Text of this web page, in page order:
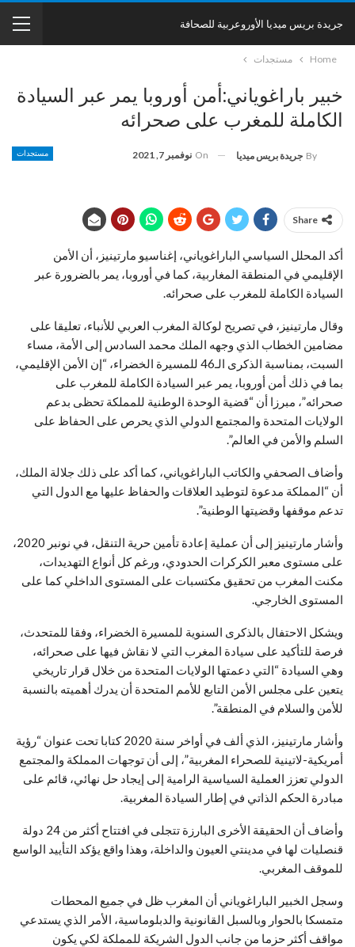
جريدة بريس ميديا الأوروعربية للصحافة
Home مستجدات
خبير باراغوياني:أمن أوروبا يمر عبر السيادة
الكاملة للمغرب على صحرائه
مستجدات By جريدة بريس ميديا On نوفمبر 7, 2021
Share
أكد المحلل السياسي الباراغوياني، إغناسيو مارتينيز، أن الأمن
الإقليمي في المنطقة المغاربية، كما في أوروبا، يمر بالضرورة عبر
السيادة الكاملة للمغرب على صحرائه.
وقال مارتينيز، في تصريح لوكالة المغرب العربي للأنباء، تعليقا على
مضامين الخطاب الذي وجهه الملك محمد السادس إلى الأمة، مساء
السبت، بمناسبة الذكرى الـ46 للمسيرة الخضراء، “إن الأمن الإقليمي،
بما في ذلك أمن أوروبا، يمر عبر السيادة الكاملة للمغرب على
صحرائه”، مبرزا أن “قضية الوحدة الوطنية للمملكة تحظى بدعم
الولايات المتحدة والمجتمع الدولي الذي يحرص على الحفاظ على
السلم والأمن في العالم”.
وأضاف الصحفي والكاتب الباراغوياني، كما أكد على ذلك جلالة الملك،
أن “المملكة مدعوة لتوطيد العلاقات والحفاظ عليها مع الدول التي
تدعم موقفها وقضيتها الوطنية”.
وأشار مارتينيز إلى أن عملية إعادة تأمين حرية التنقل، في نونبر 2020،
على مستوى معبر الكركرات الحدودي، ورغم كل أنواع التهديدات،
مكنت المغرب من تحقيق مكتسبات على المستوى الداخلي كما على
المستوى الخارجي.
ويشكل الاحتفال بالذكرى السنوية للمسيرة الخضراء، وفقا للمتحدث،
فرصة للتأكيد على سيادة المغرب التي لا نقاش فيها على صحرائه،
وهي السيادة “التي دعمتها الولايات المتحدة من خلال قرار تاريخي
يتعين على مجلس الأمن التابع للأمم المتحدة أن يدرك أهميته بالنسبة
للأمن والسلام في المنطقة”.
وأشار مارتينيز، الذي ألف في أواخر سنة 2020 كتابا تحت عنوان “رؤية
أمريكية-لاتينية للصحراء المغربية”، إلى أن توجهات المملكة والمجتمع
الدولي تعزز العملية السياسية الرامية إلى إيجاد حل نهائي، قائم على
مبادرة الحكم الذاتي في إطار السيادة المغربية.
وأضاف أن الحقيقة الأخرى البارزة تتجلى في افتتاح أكثر من 24 دولة
قنصليات لها في مدينتي العيون والداخلة، وهذا واقع يؤكد التأييد الواسع
للموقف المغربي.
وسجل الخبير الباراغوياني أن المغرب ظل في جميع المحطات
متمسكا بالحوار وبالسبل القانونية والدبلوماسية، الأمر الذي يستدعي
مواقف أكثر حزما من جانب الدول الشريكة للمملكة لكي يكون